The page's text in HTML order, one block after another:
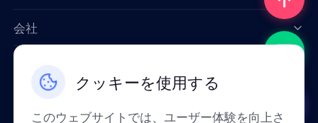
クッキーを使用する
このウェブサイトでは、ユーザー体験を向上さ
会社
Email: support@smartproxy.org